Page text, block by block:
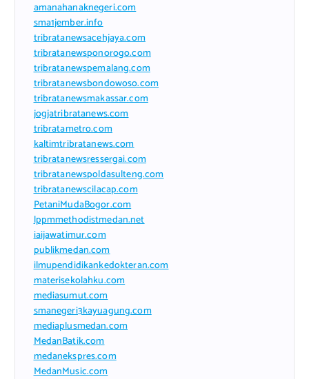
amanahanaknegeri.com
sma1jember.info
tribratanewsacehjaya.com
tribratanewsponorogo.com
tribratanewspemalang.com
tribratanewsbondowoso.com
tribratanewsmakassar.com
jogjatribratanews.com
tribratametro.com
kaltimtribratanews.com
tribratanewsressergai.com
tribratanewspoldasulteng.com
tribratanewscilacap.com
PetaniMudaBogor.com
lppmmethodistmedan.net
iaijawatimur.com
publikmedan.com
ilmupendidikankedokteran.com
materisekolahku.com
mediasumut.com
smanegeri3kayuagung.com
mediaplusmedan.com
MedanBatik.com
medanekspres.com
MedanMusic.com